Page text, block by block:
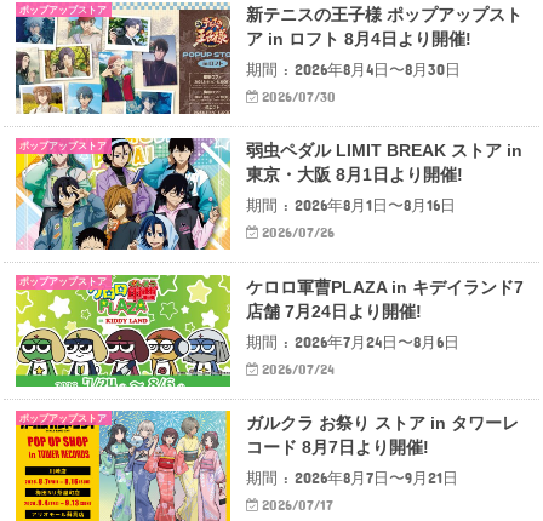
ポップアップストア
新テニスの王子様 ポップアップスト
ア in ロフト 8月4日より開催!
期間 : 2026年8月4日〜8月30日
2026/07/30
ポップアップストア
弱虫ペダル LIMIT BREAK ストア in
東京・大阪 8月1日より開催!
期間 : 2026年8月1日〜8月16日
2026/07/26
ポップアップストア
ケロロ軍曹PLAZA in キデイランド7
店舗 7月24日より開催!
期間 : 2026年7月24日〜8月6日
2026/07/24
ポップアップストア
ガルクラ お祭り ストア in タワーレ
コード 8月7日より開催!
期間 : 2026年8月7日〜9月21日
2026/07/17